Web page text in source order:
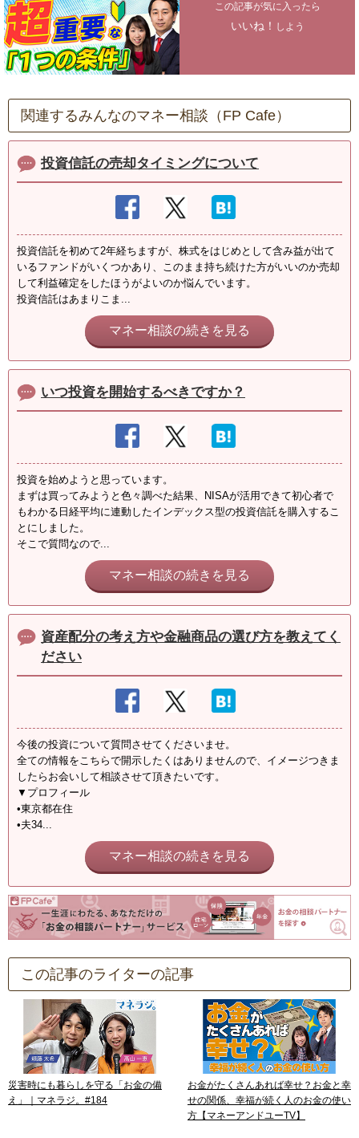
この記事が気に入ったら
いいね！ しよう
関連するみんなのマネー相談（FP Cafe）
投資信託の売却タイミングについて
投資信託を初めて2年経ちますが、株式をはじめとして含み益が出て
いるファンドがいくつかあり、このまま持ち続けた方がいいのか売却
して利益確定をしたほうがよいのか悩んでいます。
投資信託はあまりこま...
マネー相談の続きを見る
いつ投資を開始するべきですか？
投資を始めようと思っています。
まずは買ってみようと色々調べた結果、NISAが活用できて初心者で
もわかる日経平均に連動したインデックス型の投資信託を購入するこ
とにしました。
そこで質問なので...
マネー相談の続きを見る
資産配分の考え方や金融商品の選び方を教えてく
ださい
今後の投資について質問させてくださいませ。
全ての情報をこちらで開示したくはありませんので、イメージつきま
したらお会いして相談させて頂きたいです。
▼プロフィール
•東京都在住
•夫34...
マネー相談の続きを見る
この記事のライターの記事
災害時にも暮らしを守る「お金の備
え」｜マネラジ。#184
お金がたくさんあれば幸せ？お金と幸
せの関係、幸福が続く人のお金の使い
方【マネーアンドユーTV】